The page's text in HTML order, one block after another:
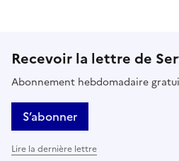
Recevoir la lettre de
Abonnement hebdomadaire
S’abonner
Lire la dernière lettre